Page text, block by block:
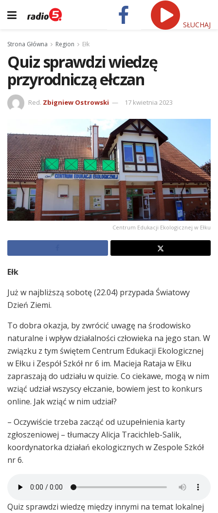
SŁUCHAJ
Strona Główna Region Ełk
Quiz sprawdzi wiedzę
przyrodniczą ełczan
Red. Zbigniew Ostrowski 17 kwietnia 2023
Centrum Edukacji Ekologicznej w Ełku
Ełk
Już w najbliższą sobotę (22.04) przypada Światowy
Dzień Ziemi.
To dobra okazja, by zwrócić uwagę na środowisko
naturalne i wpływ działalności człowieka na jego stan. W
związku z tym świętem Centrum Edukacji Ekologicznej
w Ełku i Zespół Szkół nr 6 im. Macieja Rataja w Ełku
zapraszają do udziału w quizie. Co ciekawe, mogą w nim
wziąć udział wszyscy ełczanie, bowiem jest to konkurs
online. Jak wziąć w nim udział?
– Oczywiście trzeba zacząć od uzupełnienia karty
zgłoszeniowej – tłumaczy Alicja Tracichleb-Salik,
koordynatorka działań ekologicznych w Zespole Szkół
nr 6.
Quiz sprawdzi wiedzę między innymi na temat lokalnej